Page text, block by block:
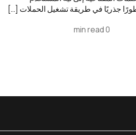
جذريًا في طريقة تشغيل الحملات […]
0 min read